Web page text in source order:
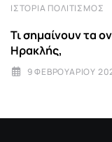
ΙΣΤΟΡΊΑ ΠΟΛΙΤΙΣΜΌΣ
Τι σημαίνουν τα
Ηρακλής,
9 ΦΕΒΡΟΥΑΡΊΟΥ